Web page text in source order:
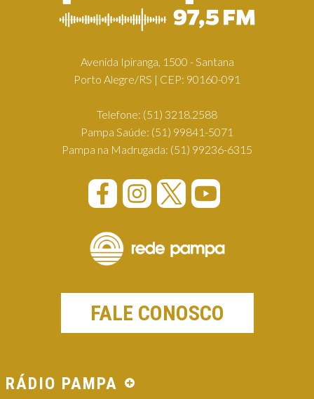
Avenida Ipiranga, 1500 - Santana
Porto Alegre/RS | CEP: 90160-091
Telefone: (51) 3218.2588
Pampa Saúde: (51) 99841-5071
Pampa na Madrugada: (51) 99236-6315
FALE CONOSCO
RÁDIO PAMPA